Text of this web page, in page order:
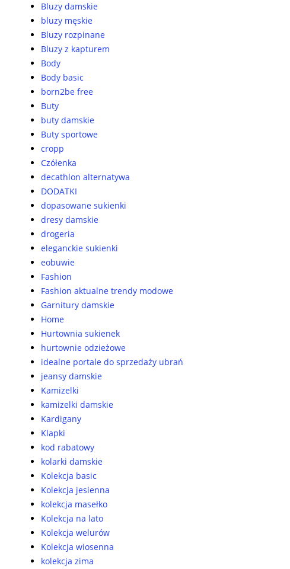
Bluzy damskie
bluzy męskie
Bluzy rozpinane
Bluzy z kapturem
Body
Body basic
born2be free
Buty
buty damskie
Buty sportowe
cropp
Czółenka
decathlon alternatywa
DODATKI
dopasowane sukienki
dresy damskie
drogeria
eleganckie sukienki
eobuwie
Fashion
Fashion aktualne trendy modowe
Garnitury damskie
Home
Hurtownia sukienek
hurtownie odzieżowe
idealne portale do sprzedaży ubrań
jeansy damskie
Kamizelki
kamizelki damskie
Kardigany
Klapki
kod rabatowy
kolarki damskie
Kolekcja basic
Kolekcja jesienna
kolekcja masełko
Kolekcja na lato
Kolekcja welurów
Kolekcja wiosenna
kolekcja zima